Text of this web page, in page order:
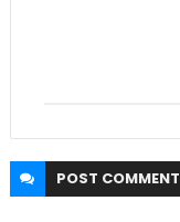
POST COMMENT